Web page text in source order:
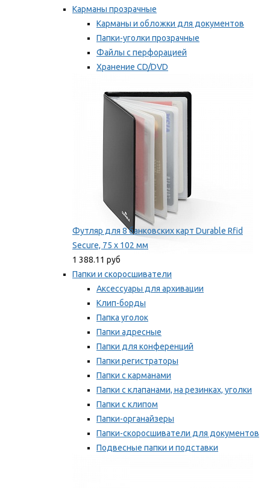
Карманы прозрачные
Карманы и обложки для документов
Папки-уголки прозрачные
Файлы с перфорацией
Хранение CD/DVD
Мы рекомендуем
Футляр для 8 банковских карт Durable Rfid
Secure, 75 х 102 мм
1 388.11 руб
Папки и скоросшиватели
Аксессуары для архивации
Клип-борды
Папка уголок
Папки адресные
Папки для конференций
Папки регистраторы
Папки с карманами
Папки с клапанами, на резинках, уголки
Папки с клипом
Папки-органайзеры
Папки-скоросшиватели для документов
Подвесные папки и подставки